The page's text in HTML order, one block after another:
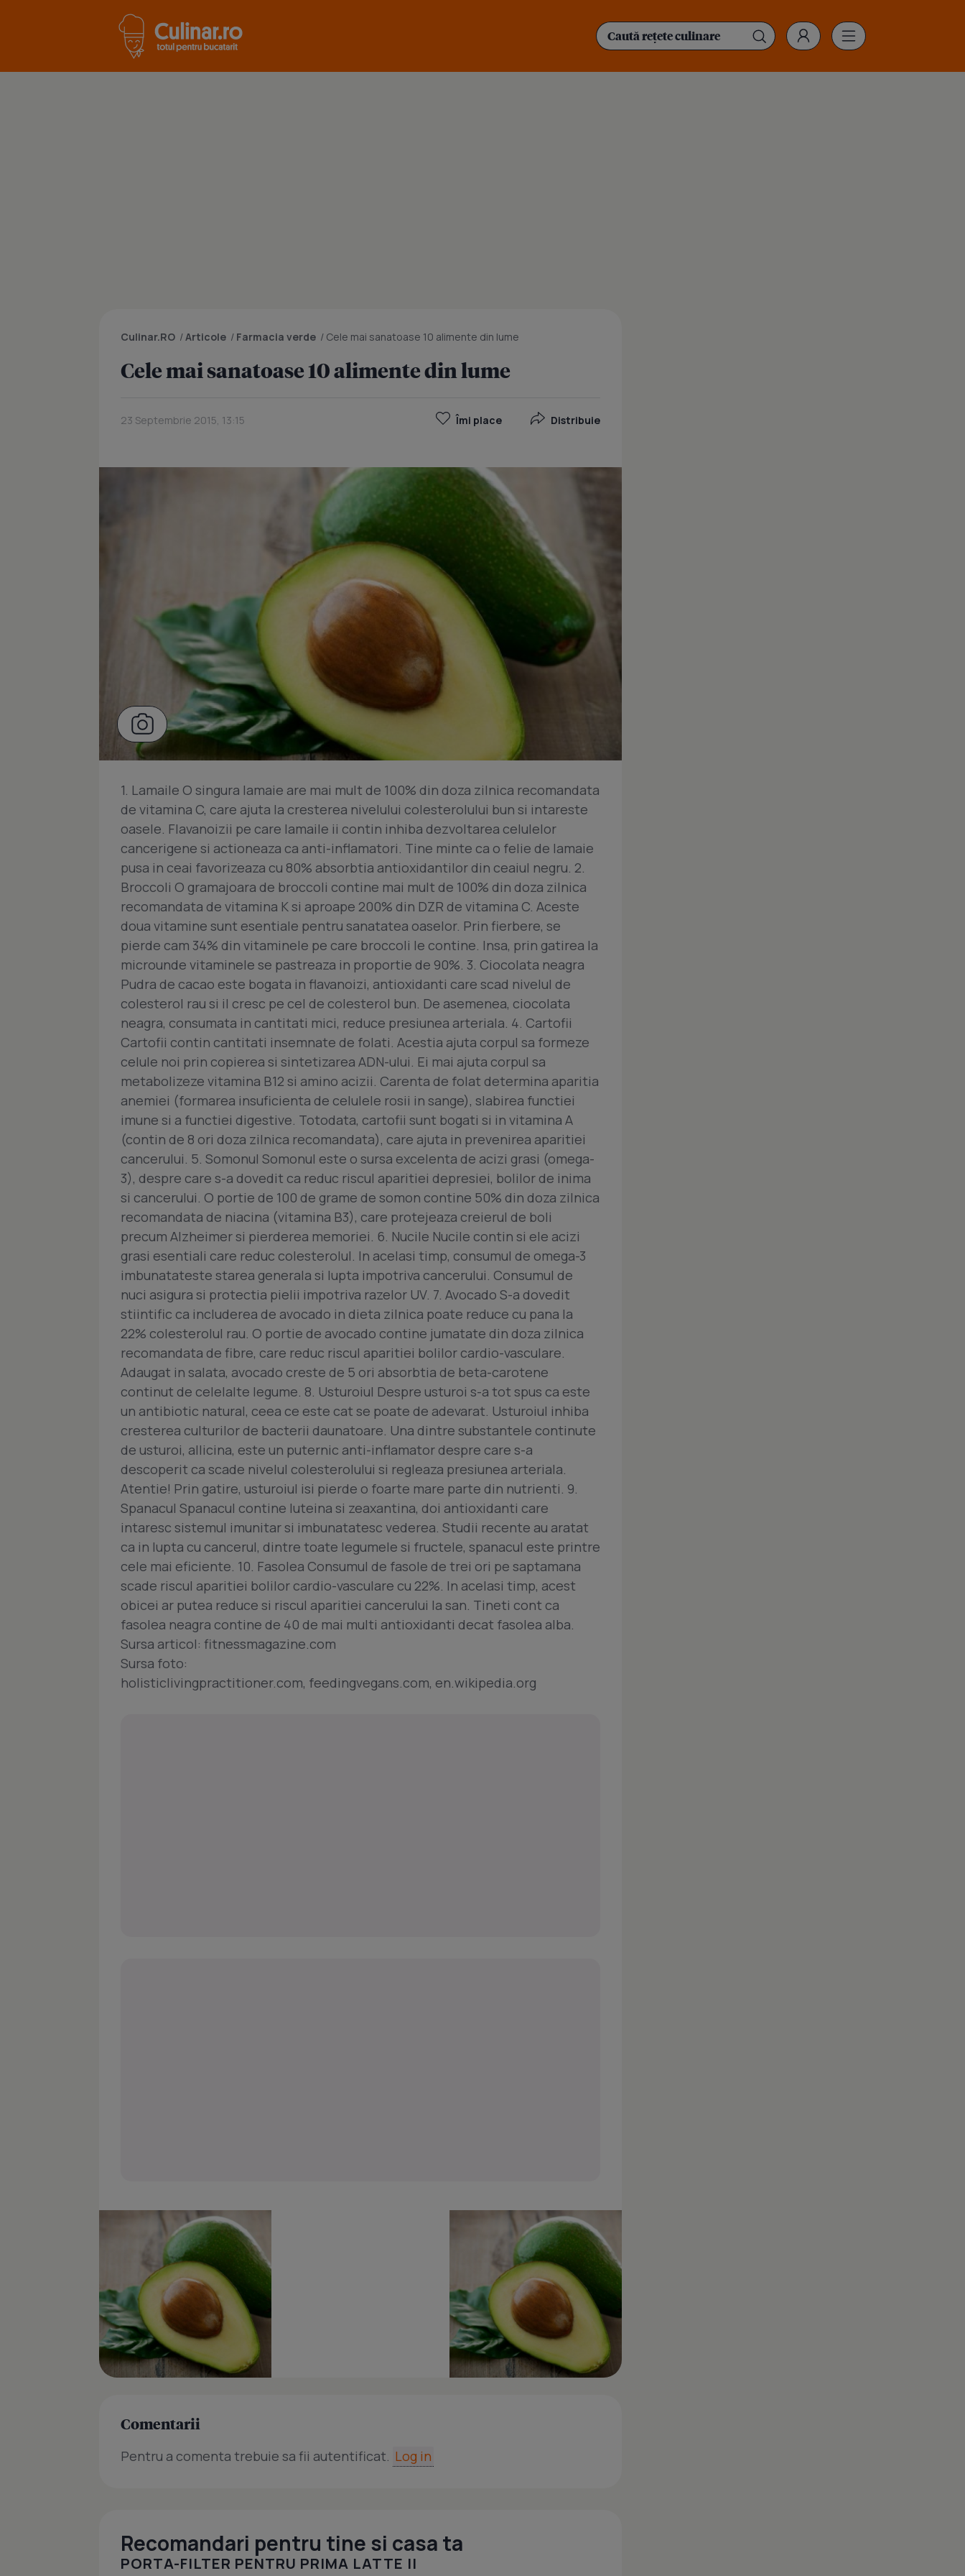
Culinar.RO /Articole / Farmacia verde / Cele mai sanatoase 10 alimente din lume
Cele mai sanatoase 10 alimente din lume
23 Septembrie 2015, 13:15 Îmi place Distribuie
1. Lamaile O singura lamaie are mai mult de 100% din doza zilnica recomandata
de vitamina C, care ajuta la cresterea nivelului colesterolului bun si intareste
oasele. Flavanoizii pe care lamaile ii contin inhiba dezvoltarea celulelor
cancerigene si actioneaza ca anti-inflamatori. Tine minte ca o felie de lamaie
pusa in ceai favorizeaza cu 80% absorbtia antioxidantilor din ceaiul negru. 2.
Broccoli O gramajoara de broccoli contine mai mult de 100% din doza zilnica
recomandata de vitamina K si aproape 200% din DZR de vitamina C. Aceste
doua vitamine sunt esentiale pentru sanatatea oaselor. Prin fierbere, se
pierde cam 34% din vitaminele pe care broccoli le contine. Insa, prin gatirea la
microunde vitaminele se pastreaza in proportie de 90%. 3. Ciocolata neagra
Pudra de cacao este bogata in flavanoizi, antioxidanti care scad nivelul de
colesterol rau si il cresc pe cel de colesterol bun. De asemenea, ciocolata
neagra, consumata in cantitati mici, reduce presiunea arteriala. 4. Cartofii
Cartofii contin cantitati insemnate de folati. Acestia ajuta corpul sa formeze
celule noi prin copierea si sintetizarea ADN-ului. Ei mai ajuta corpul sa
metabolizeze vitamina B12 si amino acizii. Carenta de folat determina aparitia
anemiei (formarea insuficienta de celulele rosii in sange), slabirea functiei
imune si a functiei digestive. Totodata, cartofii sunt bogati si in vitamina A
(contin de 8 ori doza zilnica recomandata), care ajuta in prevenirea aparitiei
cancerului. 5. Somonul Somonul este o sursa excelenta de acizi grasi (omega-
3), despre care s-a dovedit ca reduc riscul aparitiei depresiei, bolilor de inima
si cancerului. O portie de 100 de grame de somon contine 50% din doza zilnica
recomandata de niacina (vitamina B3), care protejeaza creierul de boli
precum Alzheimer si pierderea memoriei. 6. Nucile Nucile contin si ele acizi
grasi esentiali care reduc colesterolul. In acelasi timp, consumul de omega-3
imbunatateste starea generala si lupta impotriva cancerului. Consumul de
nuci asigura si protectia pielii impotriva razelor UV. 7. Avocado S-a dovedit
stiintific ca includerea de avocado in dieta zilnica poate reduce cu pana la
22% colesterolul rau. O portie de avocado contine jumatate din doza zilnica
recomandata de fibre, care reduc riscul aparitiei bolilor cardio-vasculare.
Adaugat in salata, avocado creste de 5 ori absorbtia de beta-carotene
continut de celelalte legume. 8. Usturoiul Despre usturoi s-a tot spus ca este
un antibiotic natural, ceea ce este cat se poate de adevarat. Usturoiul inhiba
cresterea culturilor de bacterii daunatoare. Una dintre substantele continute
de usturoi, allicina, este un puternic anti-inflamator despre care s-a
descoperit ca scade nivelul colesterolului si regleaza presiunea arteriala.
Atentie! Prin gatire, usturoiul isi pierde o foarte mare parte din nutrienti. 9.
Spanacul Spanacul contine luteina si zeaxantina, doi antioxidanti care
intaresc sistemul imunitar si imbunatatesc vederea. Studii recente au aratat
ca in lupta cu cancerul, dintre toate legumele si fructele, spanacul este printre
cele mai eficiente. 10. Fasolea Consumul de fasole de trei ori pe saptamana
scade riscul aparitiei bolilor cardio-vasculare cu 22%. In acelasi timp, acest
obicei ar putea reduce si riscul aparitiei cancerului la san. Tineti cont ca
fasolea neagra contine de 40 de mai multi antioxidanti decat fasolea alba.
Sursa articol: fitnessmagazine.com
Sursa foto:
holisticlivingpractitioner.com, feedingvegans.com, en.wikipedia.org
Comentarii
Pentru a comenta trebuie sa fii autentificat. Log in
Recomandari pentru tine si casa ta
PORTA-FILTER PENTRU PRIMA LATTE II